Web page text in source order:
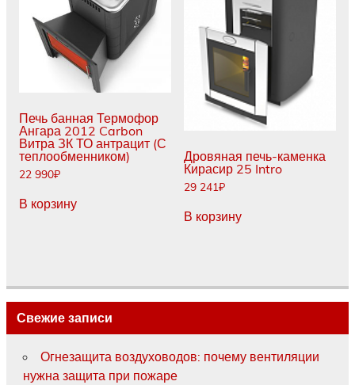
Печь банная Термофор
Ангара 2012 Carbon
Витра ЗК ТО антрацит (С
теплообменником)
22 990₽
В корзину
Дровяная печь-каменка
Кирасир 25 Intro
29 241₽
В корзину
Свежие записи
Огнезащита воздуховодов: почему вентиляции
нужна защита при пожаре